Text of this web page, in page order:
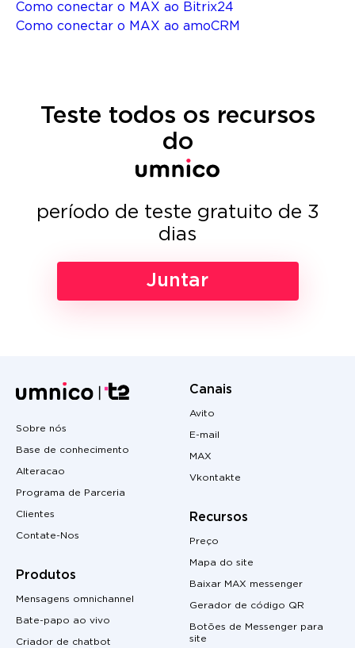
Como conectar o MAX ao Bitrix24
Como conectar o MAX ao amoCRM
Teste todos os recursos
do
período de teste gratuito de 3
dias
Juntar
Sobre nós
Base de conhecimento
Alteracao
Programa de Parceria
Clientes
Contate-Nos
Produtos
Mensagens omnichannel
Bate-papo ao vivo
Criador de chatbot
Canais
Avito
E-mail
MAX
Vkontakte
Recursos
Preço
Mapa do site
Baixar MAX messenger
Gerador de código QR
Botões de Messenger para
site